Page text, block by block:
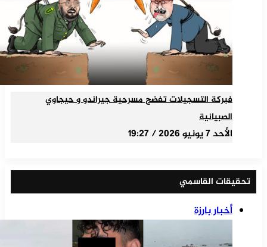
فبركة التسجيلات تفضح مسرحية جيراندو و حيجاوي
الصبيانية
الأحد 7 يونيو 2026 / 19:27
تحقيقات القاسمي
أخبار بارزة